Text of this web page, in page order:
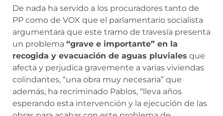
De nada ha servido a los procuradores tanto de
PP como de VOX que el parlamentario socialista
argumentara que este tramo de travesía presenta
un problema “grave e importante” en la
recogida y evacuación de aguas pluviales que
afecta y perjudica gravemente a varias viviendas
colindantes, “una obra muy necesaria” que
además, ha recriminado Pablos, “lleva años
esperando esta intervención y la ejecución de las